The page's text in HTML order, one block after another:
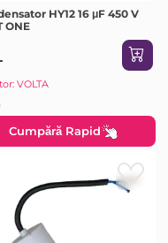
HY12 16 μF 450 V
ONE
VOLTA
Cumpără Rapid